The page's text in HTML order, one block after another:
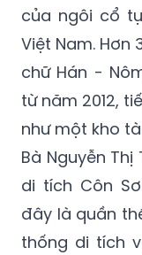
của ngôi cổ
Việt Nam. Hơn
chữ Hán -
từ năm 2012,
như một kho
Bà Nguyễn Thị
di tích Côn
đây là quần
thống di tích